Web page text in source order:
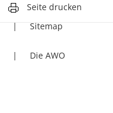
Seite drucken
Sitemap
Die AWO